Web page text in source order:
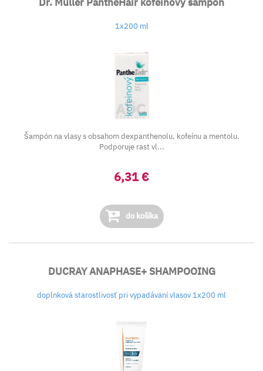
1x200 ml
Šampón na vlasy s obsahom dexpanthenolu, kofeínu a mentolu.
Podporuje rast vl...
6,31 €
do košíka
DUCRAY ANAPHASE+ SHAMPOOING
doplnková starostlivosť pri vypadávaní vlasov 1x200 ml